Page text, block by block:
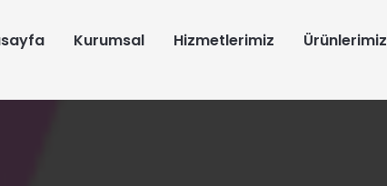
Kurumsal Hizmetlerimiz Ürünlerimiz